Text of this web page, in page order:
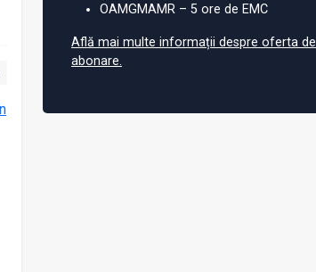
OAMGMAMR – 5 ore de EMC
Află mai multe informații despre oferta de
abonare.